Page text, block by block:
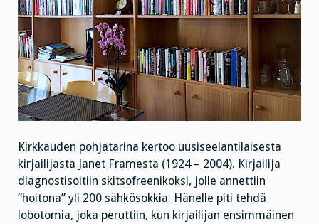
Kirkkauden pohjatarina kertoo uusiseelantilaisesta
kirjailijasta Janet Framesta (1924 – 2004). Kirjailija
diagnostisoitiin skitsofreenikoksi, jolle annettiin
”hoitona” yli 200 sähkösokkia. Hänelle piti tehdä
lobotomia, joka peruttiin, kun kirjailijan ensimmäinen